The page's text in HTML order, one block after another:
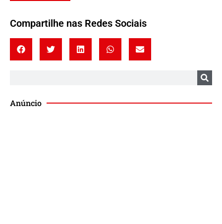
Compartilhe nas Redes Sociais
Anúncio